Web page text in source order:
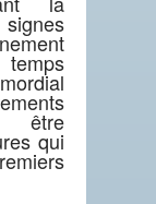
être
qui